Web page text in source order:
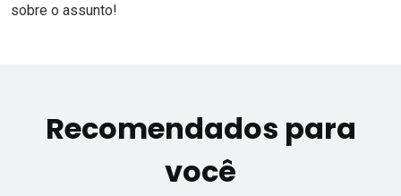
sobre o assunto!
Recomendados para
você